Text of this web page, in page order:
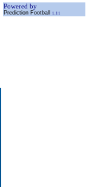
Powered by
Prediction Football 1.11